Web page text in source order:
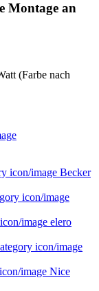
Montage an
(Farbe nach
Becker
elero
Nice